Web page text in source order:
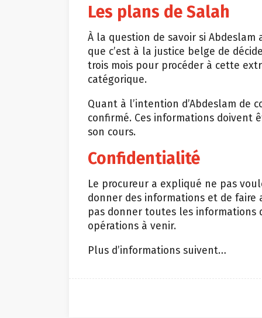
Les plans de Salah
À la question de savoir si
que c’est à la justice belge de
trois mois pour procéder à cette
catégorique.
Quant à l’intention d’Abdeslam de
confirmé. Ces informations doivent
son cours.
Confidentialité
Le procureur a expliqué ne pas
donner des informations et de faire
pas donner toutes les
opérations à venir.
Plus d’informations suivent…